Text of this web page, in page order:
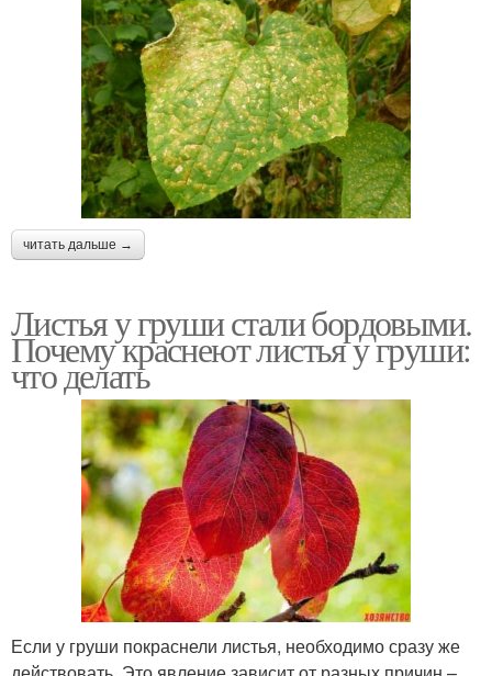
читать дальше →
Листья у груши стали бордовыми.
Почему краснеют листья у груши:
что делать
Если у груши покраснели листья, необходимо сразу же